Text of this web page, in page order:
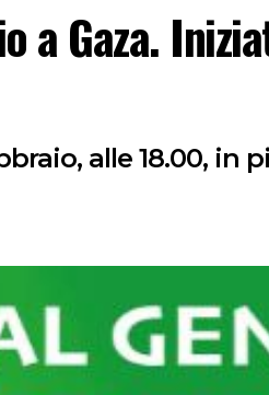
a Gaza.
alle 18.00, in